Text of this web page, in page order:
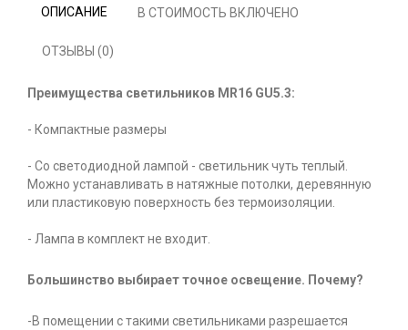
ОПИСАНИЕ В СТОИМОСТЬ ВКЛЮЧЕНО
ОТЗЫВЫ (0)
Преимущества светильников MR16 GU5.3:
- Компактные размеры
- Со светодиодной лампой - светильник чуть теплый.
Можно устанавливать в натяжные потолки, деревянную
или пластиковую поверхность без термоизоляции.
- Лампа в комплект не входит.
Большинство выбирает точное освещение. Почему?
-В помещении с такими светильниками разрешается